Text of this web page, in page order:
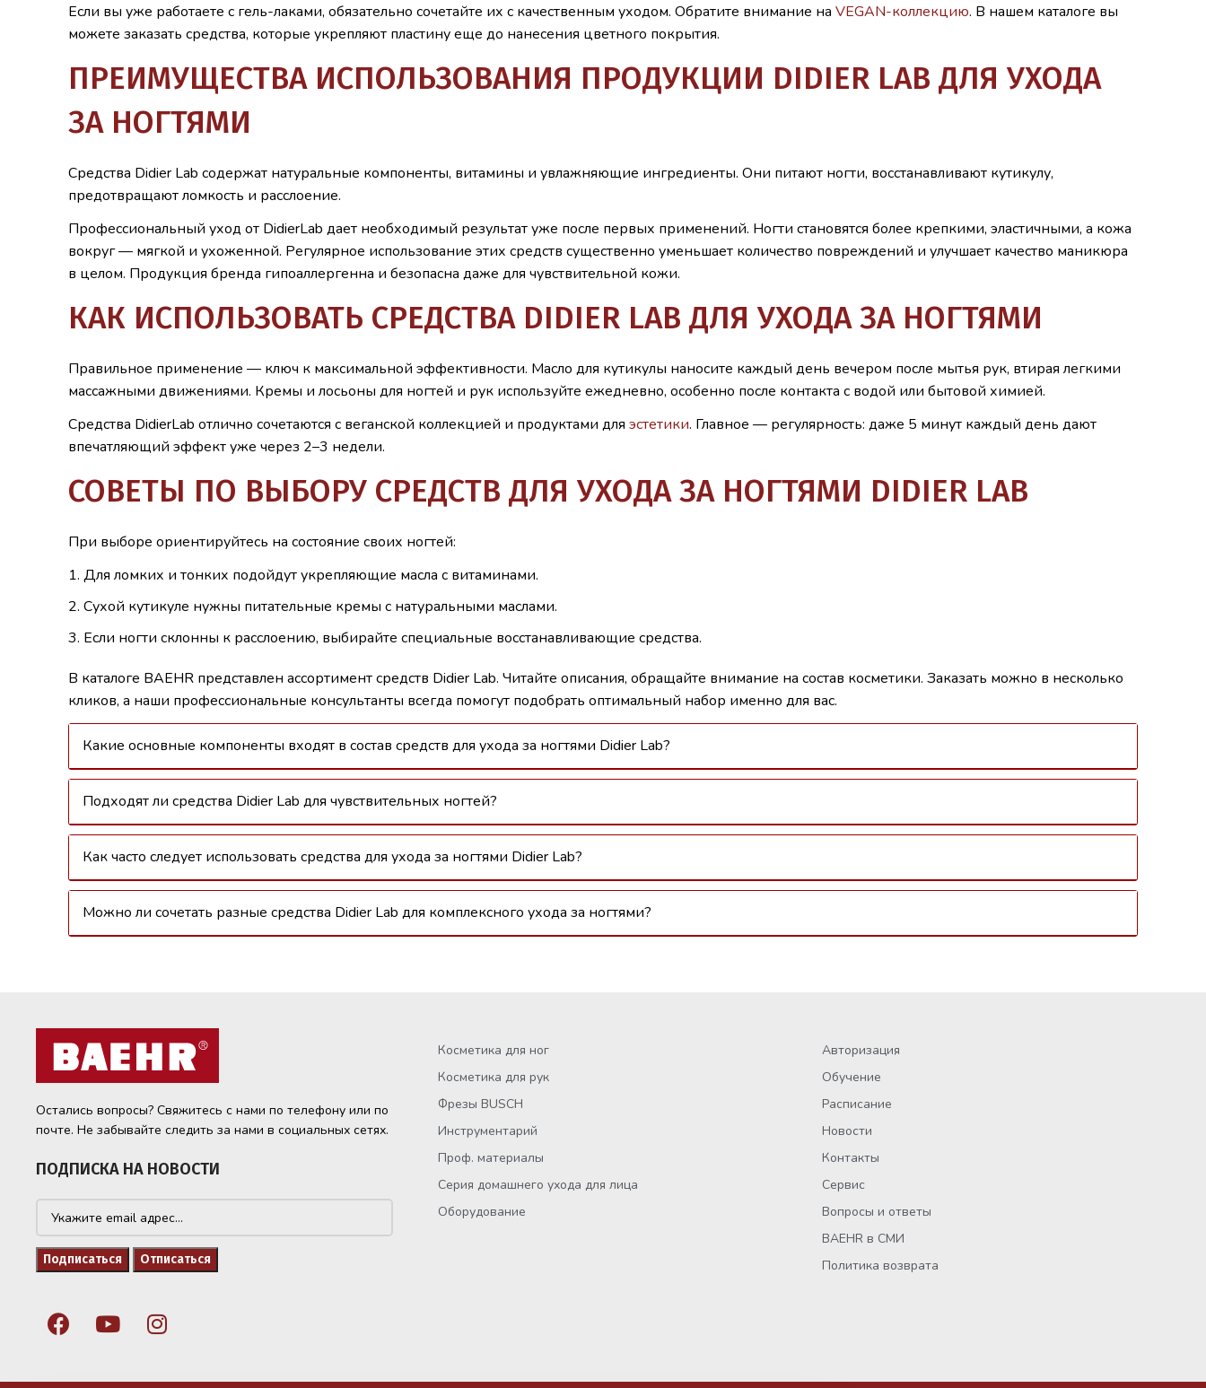
Если вы уже работаете с гель-лаками, обязательно сочетайте их с качественным уходом. Обратите внимание на VEGAN-коллекцию. В нашем каталоге вы
можете заказать средства, которые укрепляют пластину еще до нанесения цветного покрытия.
ПРЕИМУЩЕСТВА ИСПОЛЬЗОВАНИЯ ПРОДУКЦИИ DIDIER LAB ДЛЯ УХОДА
ЗА НОГТЯМИ
Средства Didier Lab содержат натуральные компоненты, витамины и увлажняющие ингредиенты. Они питают ногти, восстанавливают кутикулу,
предотвращают ломкость и расслоение.
Профессиональный уход от DidierLab дает необходимый результат уже после первых применений. Ногти становятся более крепкими, эластичными, а кожа
вокруг — мягкой и ухоженной. Регулярное использование этих средств существенно уменьшает количество повреждений и улучшает качество маникюра
в целом. Продукция бренда гипоаллергенна и безопасна даже для чувствительной кожи.
КАК ИСПОЛЬЗОВАТЬ СРЕДСТВА DIDIER LAB ДЛЯ УХОДА ЗА НОГТЯМИ
Правильное применение — ключ к максимальной эффективности. Масло для кутикулы наносите каждый день вечером после мытья рук, втирая легкими
массажными движениями. Кремы и лосьоны для ногтей и рук используйте ежедневно, особенно после контакта с водой или бытовой химией.
Средства DidierLab отлично сочетаются с веганской коллекцией и продуктами для эстетики. Главное — регулярность: даже 5 минут каждый день дают
впечатляющий эффект уже через 2–3 недели.
СОВЕТЫ ПО ВЫБОРУ СРЕДСТВ ДЛЯ УХОДА ЗА НОГТЯМИ DIDIER LAB
При выборе ориентируйтесь на состояние своих ногтей:
Для ломких и тонких подойдут укрепляющие масла с витаминами.
Сухой кутикуле нужны питательные кремы с натуральными маслами.
Если ногти склонны к расслоению, выбирайте специальные восстанавливающие средства.
В каталоге BAEHR представлен ассортимент средств Didier Lab. Читайте описания, обращайте внимание на состав косметики. Заказать можно в несколько
кликов, а наши профессиональные консультанты всегда помогут подобрать оптимальный набор именно для вас.
Какие основные компоненты входят в состав средств для ухода за ногтями Didier Lab?
Подходят ли средства Didier Lab для чувствительных ногтей?
Как часто следует использовать средства для ухода за ногтями Didier Lab?
Можно ли сочетать разные средства Didier Lab для комплексного ухода за ногтями?
Остались вопросы? Свяжитесь с нами по телефону или по
почте. Не забывайте следить за нами в социальных сетях.
ПОДПИСКА НА НОВОСТИ
Косметика для ног
Косметика для рук
Фрезы BUSCH
Инструментарий
Проф. материалы
Серия домашнего ухода для лица
Оборудование
Авторизация
Обучение
Расписание
Новости
Контакты
Сервис
Вопросы и ответы
BAEHR в СМИ
Политика возврата